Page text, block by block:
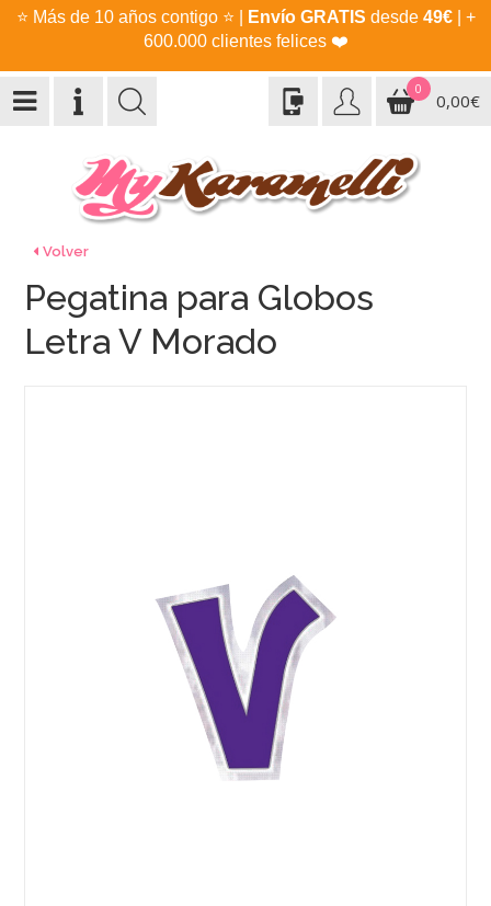
⭐ Más de 10 años contigo ⭐ Envío GRATIS desde 49€| +
600.000 clientes felices ❤️
0
0,00€
Volver
Pegatina para Globos
Letra V Morado